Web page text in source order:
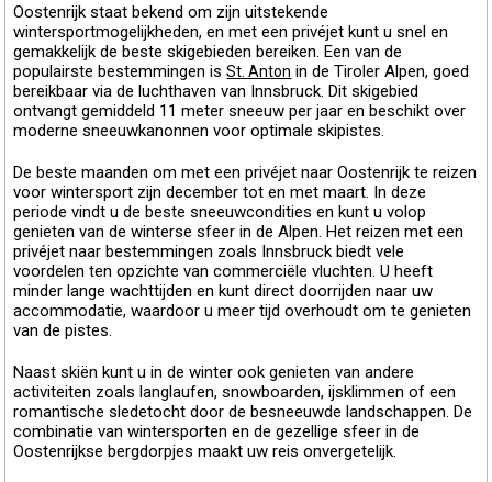
Oostenrijk staat bekend om zijn uitstekende
wintersportmogelijkheden, en met een privéjet kunt u snel en
gemakkelijk de beste skigebieden bereiken. Een van de
populairste bestemmingen isSt. Anton in de Tiroler Alpen, goed
bereikbaar via de luchthaven van Innsbruck. Dit skigebied
ontvangt gemiddeld 11 meter sneeuw per jaar en beschikt over
moderne sneeuwkanonnen voor optimale skipistes.
De beste maanden om met een privéjet naar Oostenrijk te reizen
voor wintersport zijn december tot en met maart. In deze
periode vindt u de beste sneeuwcondities en kunt u volop
genieten van de winterse sfeer in de Alpen. Het reizen met een
privéjet naar bestemmingen zoals Innsbruck biedt vele
voordelen ten opzichte van commerciële vluchten. U heeft
minder lange wachttijden en kunt direct doorrijden naar uw
accommodatie, waardoor u meer tijd overhoudt om te genieten
van de pistes.
Naast skiën kunt u in de winter ook genieten van andere
activiteiten zoals langlaufen, snowboarden, ijsklimmen of een
romantische sledetocht door de besneeuwde landschappen. De
combinatie van wintersporten en de gezellige sfeer in de
Oostenrijkse bergdorpjes maakt uw reis onvergetelijk.